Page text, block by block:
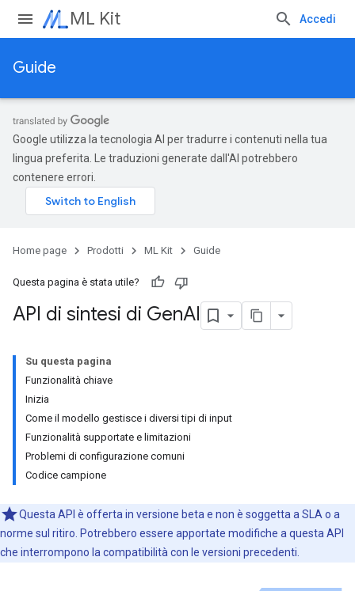
ML Kit Accedi
Guide
Google utilizza la tecnologia AI per tradurre i contenuti nella tua
lingua preferita. Le traduzioni generate dall'AI potrebbero
contenere errori.
Home page Prodotti ML Kit Guide
Questa pagina è stata utile?
API di sintesi di GenAI
Su questa pagina
Funzionalità chiave
Inizia
Come il modello gestisce i diversi tipi di input
Funzionalità supportate e limitazioni
Problemi di configurazione comuni
Codice campione
Questa API è offerta in versione beta e non è soggetta a SLA o a
norme sul ritiro. Potrebbero essere apportate modifiche a questa API
che interrompono la compatibilità con le versioni precedenti.